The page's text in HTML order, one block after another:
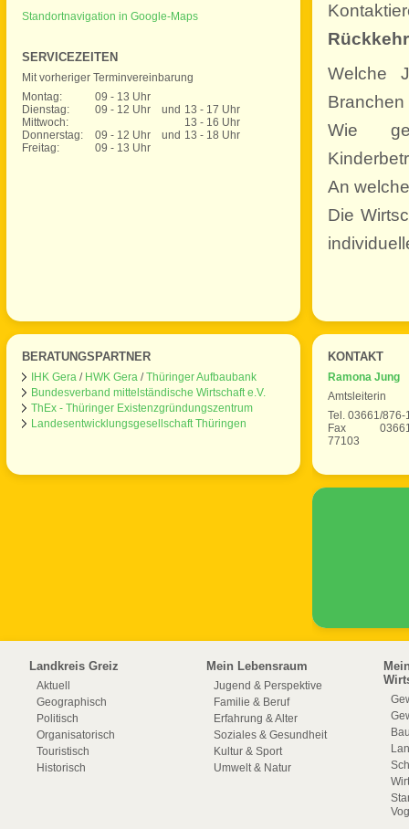
Standortnavigation in Google-Maps
SERVICEZEITEN
Mit vorheriger Terminvereinbarung
Montag:
09 - 13 Uhr
Dienstag:
09 - 12 Uhr und 13 - 17 Uhr
Mittwoch:
13 - 16 Uhr
Donnerstag:
09 - 12 Uhr und 13 - 18 Uhr
Freitag:
09 - 13 Uhr
BERATUNGSPARTNER
IHK Gera / HWK Gera /Thüringer Aufbaubank
Bundesverband mittelständische Wirtschaft e.V.
ThEx - Thüringer Existenzgründungszentrum
Landesentwicklungsgesellschaft Thüringen
Welche
Wie
An
Die
KONTAKT
Ramona Jung
Amtsleiterin
Tel. 03661/876-
Fax 03661/
77103
Landkreis Greiz
Aktuell
Geographisch
Politisch
Organisatorisch
Touristisch
Historisch
Mein Lebensraum
Jugend & Perspektive
Familie & Beruf
Erfahrung & Alter
Soziales & Gesundheit
Kultur & Sport
Umwelt & Natur